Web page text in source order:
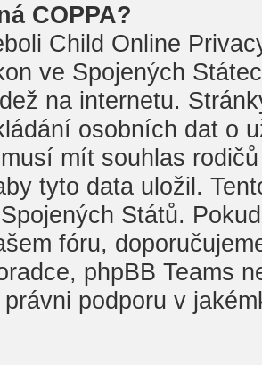
COPPA?
Child Online
ve Spojených
na internetu.
osobních dat o
mít souhlas
tyto data uložil.
Států.
fóru,
phpBB Teams
podporu v